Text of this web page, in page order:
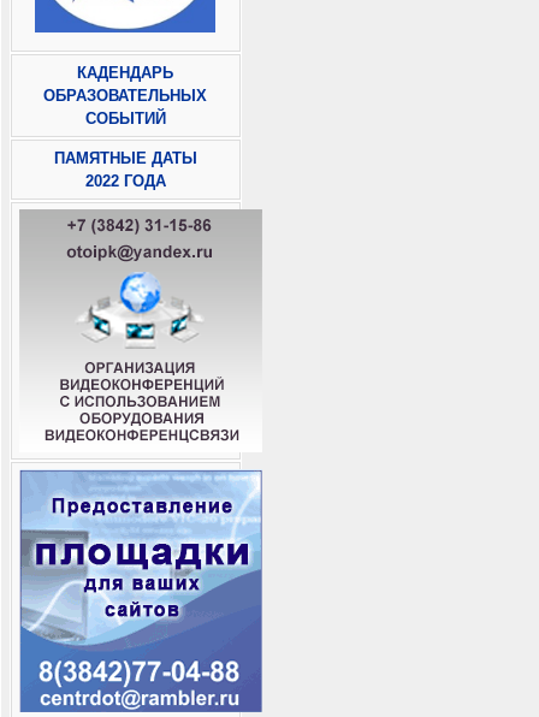
КАДЕНДАРЬ
ОБРАЗОВАТЕЛЬНЫХ
СОБЫТИЙ
ПАМЯТНЫЕ ДАТЫ
2022 ГОДА